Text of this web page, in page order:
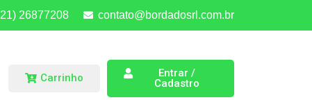
26877208 contato@bordadosrl.com.br
Carrinho
Entrar /
Cadastro